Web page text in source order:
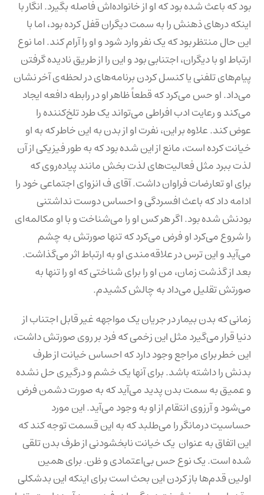
بود که باعث شده بود که او از خانواده‌اش فاصله بگیرد. انگار با
اینکه درهای ذهنش را به سمت دیگران قفل کرده بود، اما با
این حال منتظر بود که یک نفر وارد شود و او را آرام کند. اما نوع
ارتباط او با دیگران، اجتنابی بود و این را از طریق نادیده گرفتن
پیام‌های تلفنی یا کنسل کردن برنامه‌های در لحظه‌ی آخر نشان
می‌داد. او حس می‌کرد که قطعاً ظاهر او در رابطه دافعه ایجاد
می‌کند و رعایت ادب افراطی می‌تواند یک طرد تلخ‌کننده را
عوض کند. علاوه بر این، نفرت او از بدن به این خاطر که به او
خیانت کرده است، مانع از این شده بود که به طور فیزیکی از آن
لذت ببرد مثل فعالیت‌های لذت بخش مانند پیاده‌روی که
برای او تعارضات فراوان داشت. آقای ف انزوای اجتماعی خود را
ادامه داد که باعث افسردگی و احساس دوست نداشتنی
بودنش شده بود. اگر هر کس او را می‌شناخت و با او مکالمه‌ای
را شروع می‌کرد او فرض می‌کرد که تنها صورتش به چشم
می‌آید و این ترس در علاقه‌مندی او به ارتباط اثر می‌گذاشت.
بعد از گذشت زمان، من او را برای شناختی که او را تنها به
صورتش تقلیل می‌داد به چالش کشیدم.
زمانی که بدن بیمار در جریان یک مواجهه غیر قابل اجتناب از
دنیا قرار می‌گیرد مثل این زخمی که فرد بر روی صورتش داشت،
این خطر برای مراجع وجود دارد که احساس خیانت از طرف
بدنش را داشته باشد. برای آنها یک خشم و درگیری حل نشده
و عمیق به سمت بدن پدید می‌آید که به صورت دشمن فرض
می‌شود و آرزوی انتقام از او به وجود می‌آید. این مورد
حساسیت درمانگر را می‌طلبد که به این قسمت توجه کند که
این اتفاق به عنوان یک خیانت نابخشودنی از طرف بدن تلقی
شده است. یک نوع حس بی‌اعتمادی و ظن. برای همین
اولین قدم‌ها باز کردن این بحث است برای اینکه این بدشکلی